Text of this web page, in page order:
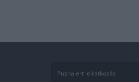
Pushalert leíratkozás